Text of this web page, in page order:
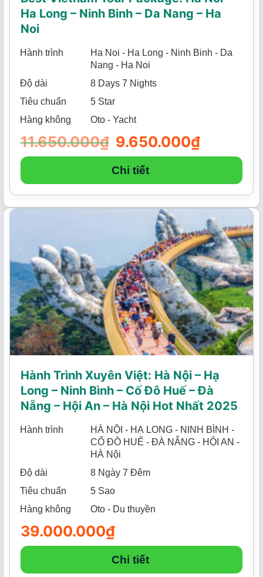
Ha Long – Ninh Binh – Da Nang – Ha
Noi
Hành trình
Ha Noi - Ha Long - Ninh Binh - Da
Nang - Ha Noi
Độ dài
8 Days 7 Nights
Tiêu chuẩn
5 Star
Hàng không
Oto - Yacht
11.650.000₫ Giá
gốc
là:
11.650.000₫.
9.650.000₫Giá
tại
9.650.000₫.
Chi tiết
Hành Trình Xuyên Việt: Hà Nội – Hạ
Long – Ninh Bình – Cố Đô Huế – Đà
Nẵng – Hội An – Hà Nội Hot Nhất 2025
Hành trình
HÀ NỘI - HẠ LONG - NINH BÌNH -
CỐ ĐÔ HUẾ - ĐÀ NẴNG - HỘI AN -
HÀ Nội
Độ dài
8 Ngày 7 Đêm
Tiêu chuẩn
5 Sao
Hàng không
Oto - Du thuyền
39.000.000₫
Chi tiết